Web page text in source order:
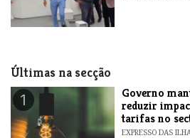
Últimas na secção
1
Governo
reduzir
tarifas no
EXPRESSO DAS